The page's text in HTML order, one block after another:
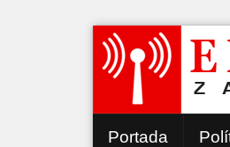
Portada